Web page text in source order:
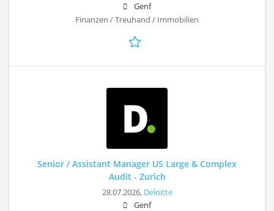
Genf
Finanzen / Treuhand / Immobilien
Senior / Assistant Manager US Large & Complex
Audit - Zurich
28.07.2026, Deloitte
Genf